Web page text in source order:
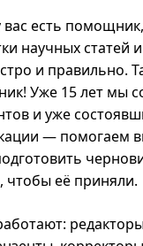
вас есть
научных статей
и правильно.
Уже 15 лет мы
и уже
— помогаем
чтобы её приняли.